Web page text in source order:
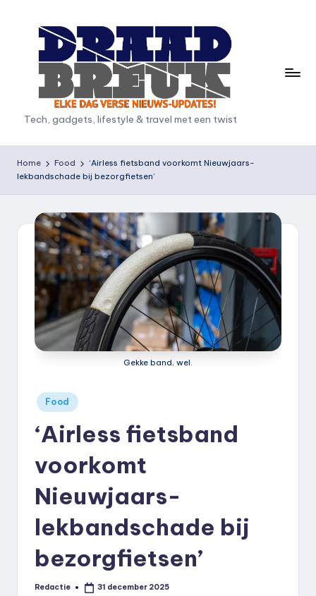
D
r
a
a
b
Tech, gadgets, lifestyle & travel met een twist
Home Food
‘Airless fietsband voorkomt Nieuwjaars-
lekbandschade bij bezorgfietsen’
Gekke band, wel.
Geplaatst
in
Food
‘Airless fietsband
voorkomt
Nieuwjaars-
lekbandschade bij
bezorgfietsen’
Geplaatst
Redactie 31 december 2025